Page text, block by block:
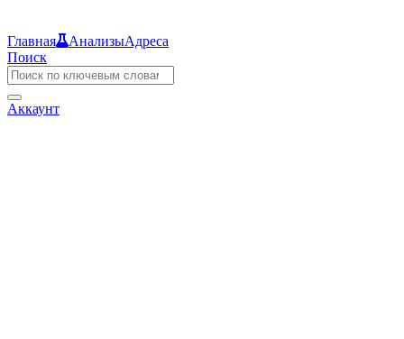
Главная АнализыАдреса
Поиск
Аккаунт